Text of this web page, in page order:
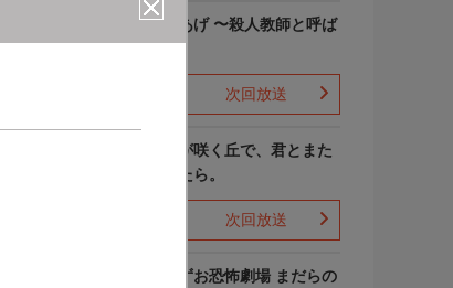
でっちあげ 〜殺人教師と呼ば
次回放送
あの花が咲く丘で、君とまた
出会えたら。
次回放送
楳図かずお恐怖劇場 まだらの